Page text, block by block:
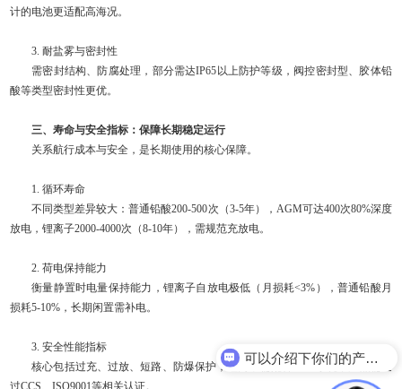
计的电池更适配高海况。
3. 耐盐雾与密封性
需密封结构、防腐处理，部分需达IP65以上防护等级，阀控密封型、胶体铅
酸等类型密封性更优。
三、寿命与安全指标：保障长期稳定运行
关系航行成本与安全，是长期使用的核心保障。
1. 循环寿命
不同类型差异较大：普通铅酸200-500次（3-5年），AGM可达400次80%深度
放电，锂离子2000-4000次（8-10年），需规范充放电。
2. 荷电保持能力
衡量静置时电量保持能力，锂离子自放电极低（月损耗<3%），普通铅酸月
损耗5-10%，长期闲置需补电。
3. 安全性能指标
核心包括过充、过放、短路、防爆保护，锂离子需配备BMS系统，产品需通
可以介绍下你们的产品么？